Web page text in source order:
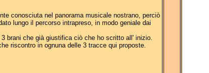
conosciuta nel panorama musicale nostrano, perciò
lungo il percorso intrapreso, in modo geniale dai
brani che già giustifica ciò che ho scritto all' inizio.
riscontro in ognuna delle 3 tracce qui proposte.